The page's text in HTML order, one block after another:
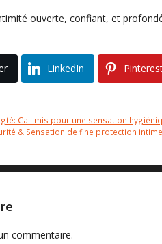
ouverte, confiant, et
LinkedIn
Callimis pour une sensation
& Sensation de fine protection intime
commentaire.